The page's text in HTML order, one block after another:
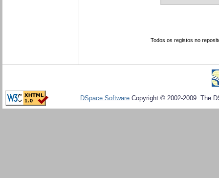
Todos os registos no
DSpace Software Copyright © 2002-2009 The